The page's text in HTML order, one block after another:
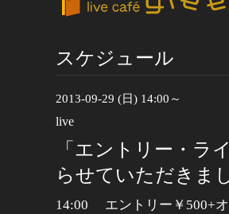
スケジュール
2013-09-29 (日) 14:00～
live
「エントリー・ラ
らせていただきま
14:00 エントリー￥ 500+